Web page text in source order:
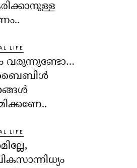
LIFE
വരുന്നുണ്ടോ…
LIFE